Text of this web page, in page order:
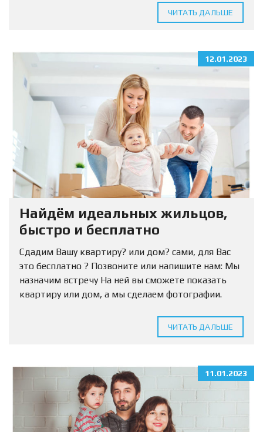
продлить действие денежной выплаты при
ЧИТАТЬ ДАЛЬШЕ
12.01.2023
Найдём идеальных жильцов,
быстро и бесплатно
Сдадим Вашу квартиру? или дом? сами, для Вас
это бесплатно ? Позвоните или напишите нам: Мы
назначим встречу На ней вы сможете показать
квартиру или дом, а мы сделаем фотографии.
ЧИТАТЬ ДАЛЬШЕ
11.01.2023